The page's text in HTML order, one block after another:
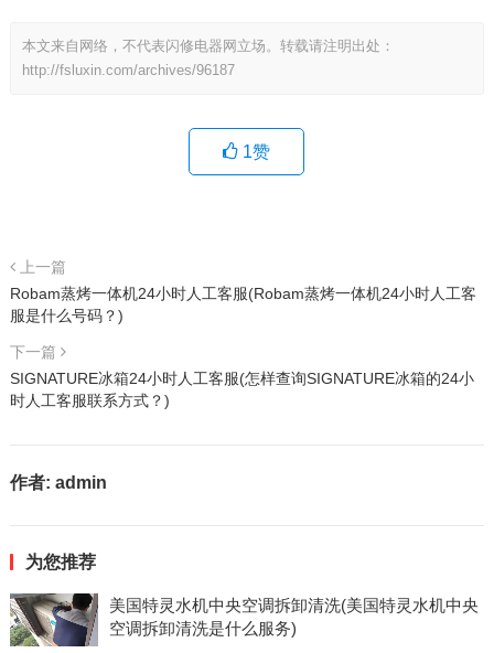
本文来自网络，不代表闪修电器网立场。转载请注明出处：
http://fsluxin.com/archives/96187
1赞
上一篇
Robam蒸烤一体机24小时人工客服(Robam蒸烤一体机24小时人工客
服是什么号码？)
下一篇
SIGNATURE冰箱24小时人工客服(怎样查询SIGNATURE冰箱的24小
时人工客服联系方式？)
作者: admin
为您推荐
美国特灵水机中央空调拆卸清洗(美国特灵水机中央
空调拆卸清洗是什么服务)